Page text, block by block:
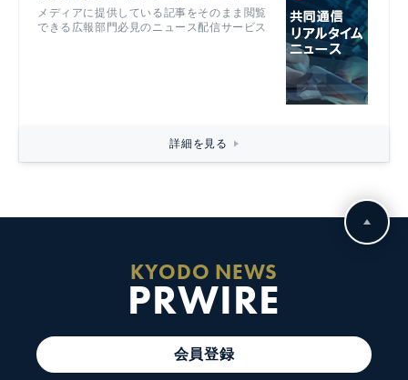
メディアに提供している記事をそのまま閲覧
できる広報部門必見のニュース配信サービス
詳細を見る
KYODO NEWS
PRWIRE
会員登録